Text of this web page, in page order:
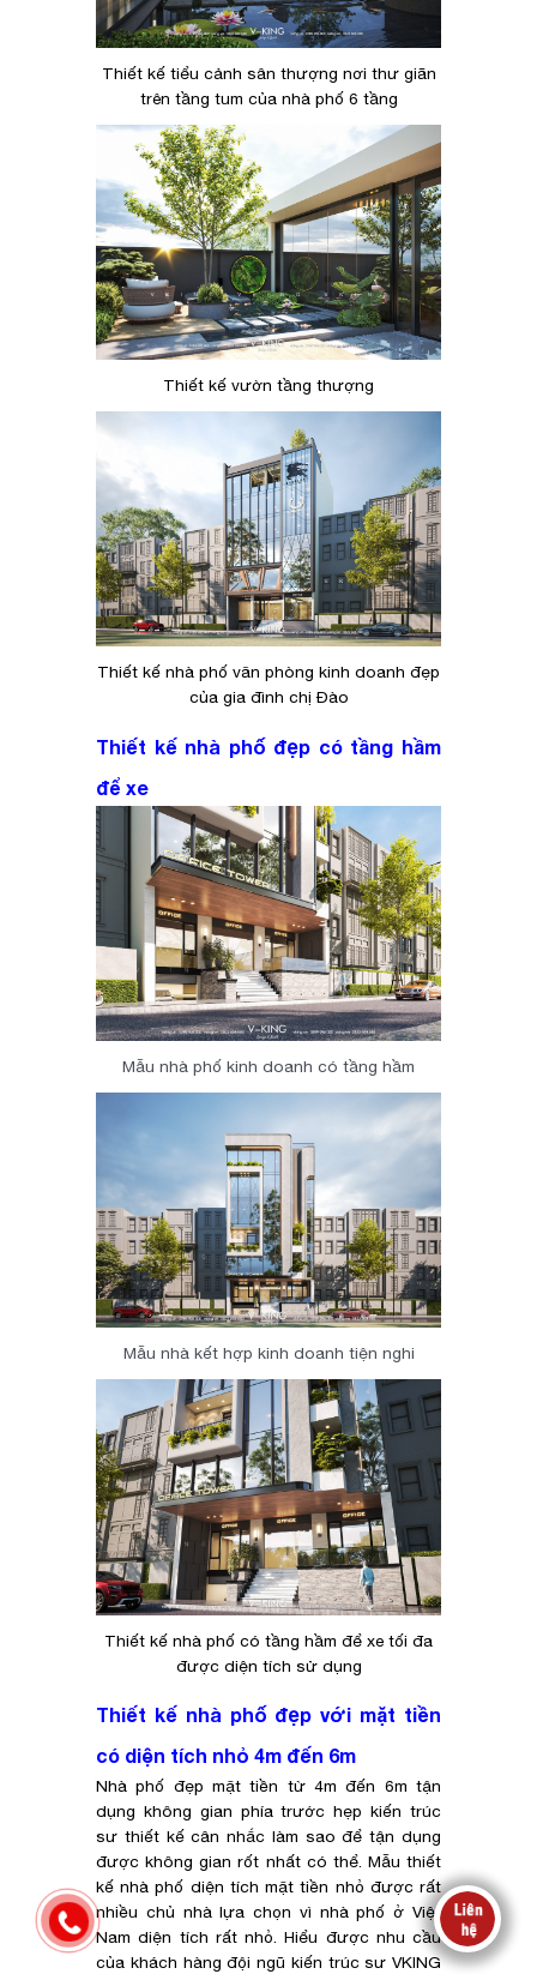
Thiết kế tiểu cảnh sân thượng nơi thư giãn
trên tầng tum của nhà phố 6 tầng
Thiết kế vườn tầng thượng
Thiết kế nhà phố văn phòng kinh doanh đẹp
của gia đình chị Đào
Thiết kế nhà phố đẹp có tầng hầm
để xe
Mẫu nhà phố kinh doanh có tầng hầm
Mẫu nhà kết hợp kinh doanh tiện nghi
Thiết kế nhà phố có tầng hầm để xe tối đa
được diện tích sử dụng
Thiết kế nhà phố đẹp với mặt tiền
có diện tích nhỏ 4m đến 6m
Nhà phố đẹp mặt tiền từ 4m đến 6m tận
dụng không gian phía trước hẹp kiến trúc
sư thiết kế cân nhắc làm sao để tận dụng
được không gian rốt nhất có thể. Mẫu thiết
kế nhà phố diện tích mặt tiền nhỏ được rất
nhiều chủ nhà lựa chọn vì nhà phố ở Việt
Nam diện tích rất nhỏ. Hiểu được nhu cầu
của khách hàng đội ngũ kiến trúc sư VKING